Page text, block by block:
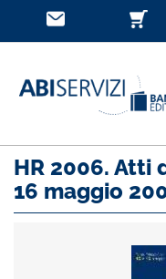
HR 2006. Atti
16 maggio